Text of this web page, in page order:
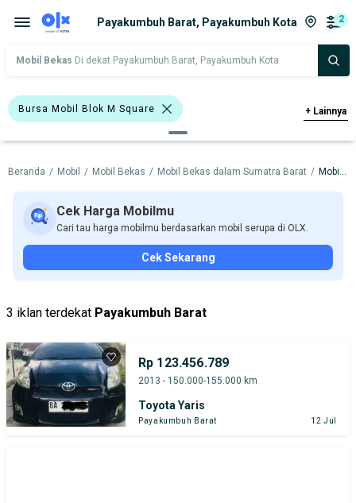
Payakumbuh Barat, Payakumbuh Kota 2
Mobil Bekas Di dekat Payakumbuh Barat, Payakumbuh Kota
Bursa Mobil Blok M Square
Bursa Mobil Kelapa Gading
Bursa Mobil Bintaro Bursa Blok M Mall
Bursa Mobil BSD
Harga Merek Dan Model
Tipe Bodi Tipe Membership
+ Lainnya
Beranda / Mobil / Mobil Bekas / Mobil Bekas dalam Sumatra Barat / Mobil Bekas dalam Payakumbuh Kota
Cek Harga Mobilmu
Cari tau harga mobilmu berdasarkan mobil serupa di OLX.
Cek Sekarang
3 iklan terdekat Payakumbuh Barat
Rp 123.456.789
2013 - 150.000-155.000 km
Toyota Yaris
Payakumbuh Barat 12 Jul